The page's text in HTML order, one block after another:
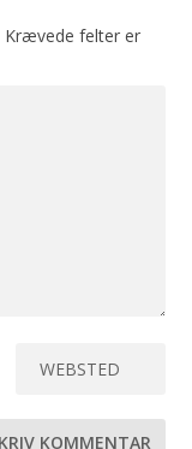
Krævede felter er